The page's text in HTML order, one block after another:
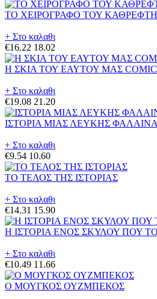
ΤΟ ΧΕΙΡΟΓΡΑΦΟ ΤΟΥ ΚΑΘΡΕΦΤΗ
+ Στο καλαθι
€16.22 18.02
Η ΣΚΙΑ ΤΟΥ ΕΑΥΤΟΥ ΜΑΣ COMIC
+ Στο καλαθι
€19.08 21.20
ΙΣΤΟΡΙΑ ΜΙΑΣ ΛΕΥΚΗΣ
+ Στο καλαθι
€9.54 10.60
ΤΟ ΤΕΛΟΣ ΤΗΣ ΙΣΤΟΡΙΑΣ
+ Στο καλαθι
€14.31 15.90
Η ΙΣΤΟΡΙΑ ΕΝΟΣ ΣΚΥΛΟΥ ΠΟΥ
+ Στο καλαθι
€10.49 11.66
Ο ΜΟΥΓΚΟΣ ΟΥΖΜΠΕΚΟΣ